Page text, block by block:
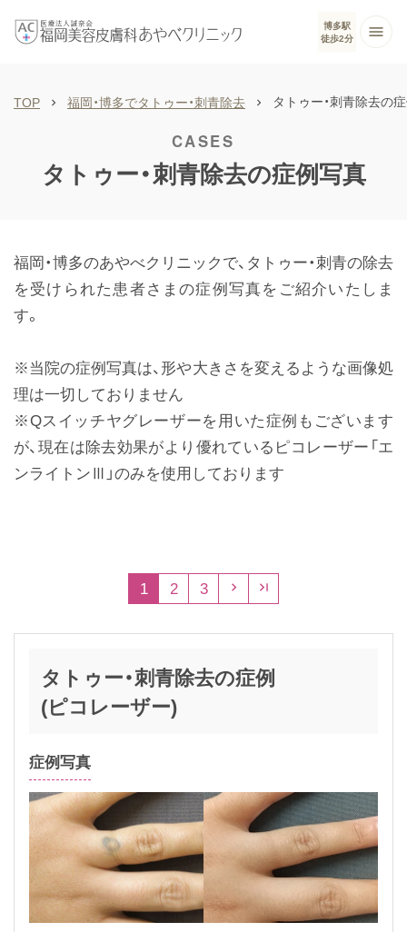
博多駅
徒歩2分
TOP 福岡・博多でタトゥー・刺青除去 タトゥー・刺青除去の
タトゥー・刺青除去の症例写真
福岡・博多のあやべクリニックで、タトゥー・刺青の除去
を受けられた患者さまの症例写真をご紹介いたしま
す。
※当院の症例写真は、形や大きさを変えるような画像処
理は一切しておりません
※Qスイッチヤグレーザーを用いた症例もございます
が、現在は除去効果がより優れているピコレーザー「エ
ンライトンⅢ」のみを使用しております
1 2 3  
タトゥー・刺青除去の症例
(ピコレーザー)
症例写真